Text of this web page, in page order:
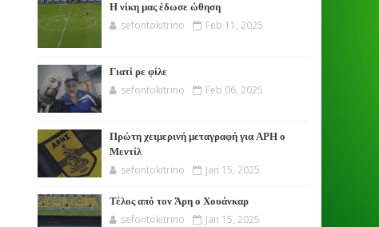
Η νίκη μας έδωσε ώθηση
sefontokitrino Feb 11, 2025
Γιατί ρε φίλε
sefontokitrino Feb 06, 2025
Πρώτη χειμερινή μεταγραφή για ΑΡΗ ο
Μεντίλ
sefontokitrino Jan 15, 2025
Τέλος από τον Άρη ο Χουάνκαρ
sefontokitrino Jan 15, 2025